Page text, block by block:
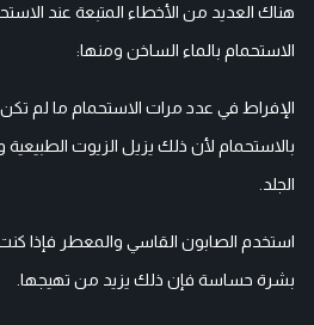
هناك العديد من الأخطاء المتبعة عند
الاستحمام بالماء الساخن ومنها:
الإفراط في عدد مرات الاستحمام ما لم
بالاستحمام لأن ذلك يزيل الزيوت الطبيعية
الجلد.
استخدم الصابون القاسي والمعطر فإذا كنت
بشرة حساسة فإن ذلك يزيد من تهيجها.